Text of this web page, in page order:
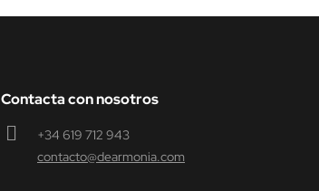
Contacta con nosotros
+34 619 712 943
contacto@dearmonia.com